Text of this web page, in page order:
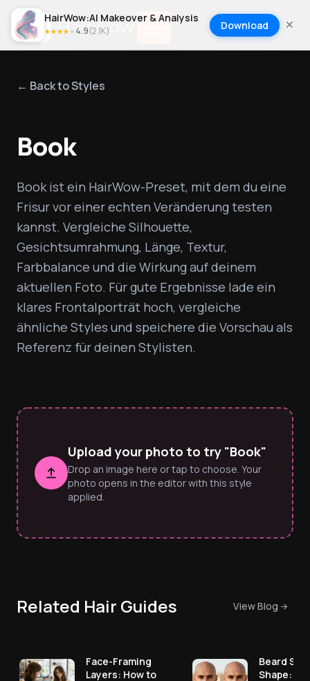
HairWow:AI Makeover & Analysis
★★★★ ★4.9(2.1K) Download
← Back to Styles
Book
Book ist ein HairWow-Preset, mit dem du eine
Frisur vor einer echten Veränderung testen
kannst. Vergleiche Silhouette,
Gesichtsumrahmung, Länge, Textur,
Farbbalance und die Wirkung auf deinem
aktuellen Foto. Für gute Ergebnisse lade ein
klares Frontalporträt hoch, vergleiche
ähnliche Styles und speichere die Vorschau als
Referenz für deinen Stylisten.
Upload your photo to try "Book"
Drop an image here or tap to choose. Your
photo opens in the editor with this style
applied.
Related Hair Guides View Blog
Face-Framing
Layers: How to
Beard
Shape: